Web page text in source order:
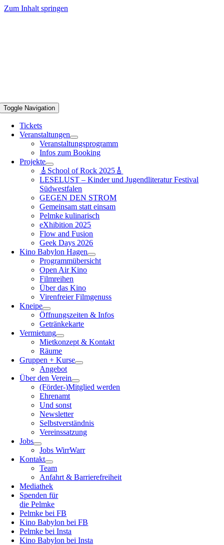
Zum Inhalt springen
Toggle Navigation
Tickets
Veranstaltungen
Veranstaltungsprogramm
Infos zum Booking
Projekte
🎸School of Rock 2025🎸
LESELUST – Kinder und Jugendliteratur Festival
Südwestfalen
GEGEN DEN STROM
Gemeinsam statt einsam
Pelmke kulinarisch
eXhibition 2025
Flow and Fusion
Geek Days 2026
Kino Babylon Hagen
Programmübersicht
Open Air Kino
Filmreihen
Über das Kino
Virenfreier Filmgenuss
Kneipe
Öffnungszeiten & Infos
Getränkekarte
Vermietung
Mietkonzept & Kontakt
Räume
Gruppen + Kurse
Angebot
Über den Verein
(Förder-)Mitglied werden
Ehrenamt
Und sonst
Newsletter
Selbstverständnis
Vereinssatzung
Jobs
Jobs WirrWarr
Kontakt
Team
Anfahrt & Barrierefreiheit
Mediathek
Spenden für
die Pelmke
Pelmke bei FB
Kino Babylon bei FB
Pelmke bei Insta
Kino Babylon bei Insta